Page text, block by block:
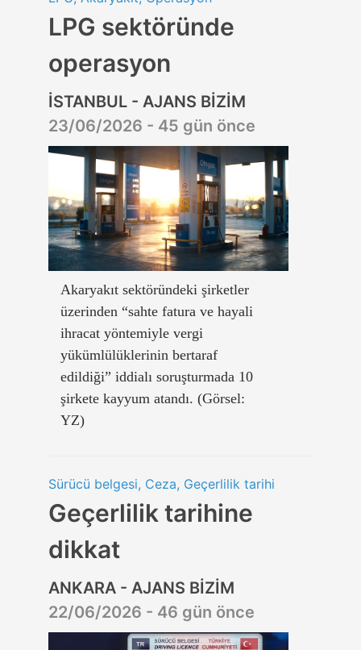
LPG sektöründe
operasyon
İSTANBUL - AJANS BİZİM
23/06/2026 - 45 gün önce
Akaryakıt sektöründeki şirketler
üzerinden “sahte fatura ve hayali
ihracat yöntemiyle vergi
yükümlülüklerinin bertaraf
edildiği” iddialı soruşturmada 10
şirkete kayyum atandı. (Görsel:
YZ)
Sürücü belgesi, Ceza, Geçerlilik tarihi
Geçerlilik tarihine
dikkat
ANKARA - AJANS BİZİM
22/06/2026 - 46 gün önce